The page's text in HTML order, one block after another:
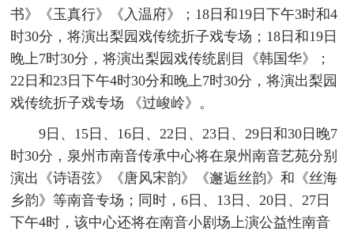
书》《玉真行》《入温府》；18日和19日下午3时和4
时30分，将演出梨园戏传统折子戏专场；18日和19日
晚上7时30分，将演出梨园戏传统剧目《韩国华》；
22日和23日下午4时30分和晚上7时30分，将演出梨园
戏传统折子戏专场 《过峻岭》。
9日、15日、16日、22日、23日、29日和30日晚7
时30分，泉州市南音传承中心将在泉州南音艺苑分别
演出《诗语弦》《唐风宋韵》《邂逅丝韵》和《丝海
乡韵》等南音专场；同时，6日、13日、20日、27日
下午4时，该中心还将在南音小剧场上演公益性南音